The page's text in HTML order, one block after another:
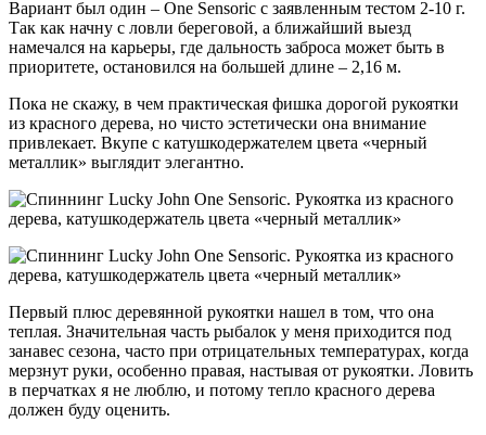
Вариант был один – One Sensoric с заявленным тестом 2-10 г.
Так как начну с ловли береговой, а ближайший выезд
намечался на карьеры, где дальность заброса может быть в
приоритете, остановился на большей длине – 2,16 м.
Пока не скажу, в чем практическая фишка дорогой рукоятки
из красного дерева, но чисто эстетически она внимание
привлекает. Вкупе с катушкодержателем цвета «черный
металлик» выглядит элегантно.
Первый плюс деревянной рукоятки нашел в том, что она
теплая. Значительная часть рыбалок у меня приходится под
занавес сезона, часто при отрицательных температурах, когда
мерзнут руки, особенно правая, настывая от рукоятки. Ловить
в перчатках я не люблю, и потому тепло красного дерева
должен буду оценить.